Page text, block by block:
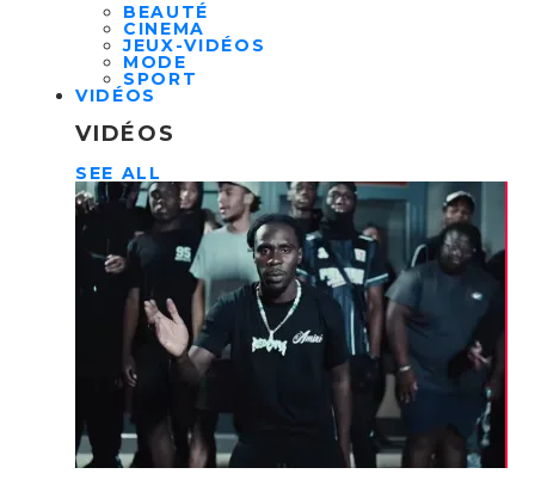
BEAUTÉ
CINEMA
JEUX-VIDÉOS
MODE
SPORT
VIDÉOS
VIDÉOS
SEE ALL